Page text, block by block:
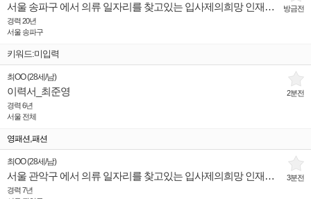
방금전
서울 송파구 에서 의류 일자리를 찾고있는 입사제의희망 인재입니다.
경력 20년
서울 송파구
키워드:미입력
2분전
최OO(28세 /남)
이력서_최준영
경력 6년
서울 전체
영패션,패션
3분전
최OO(28세 /남)
서울 관악구 에서 의류 일자리를 찾고있는 입사제의희망 인재입니다.
경력 7년